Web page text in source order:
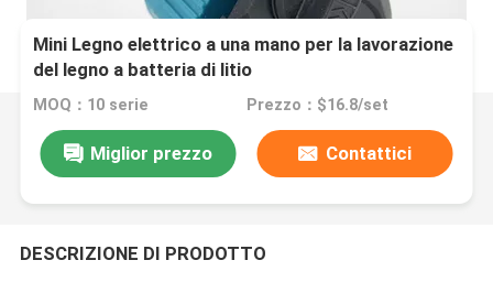
Mini Legno elettrico a una mano per la lavorazione
del legno a batteria di litio
MOQ：10 serie Prezzo：$16.8/set
Miglior prezzo Contattici
DESCRIZIONE DI PRODOTTO